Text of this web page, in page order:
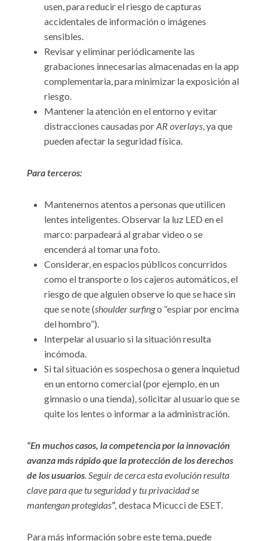
usen, para reducir el riesgo de capturas
accidentales de información o imágenes
sensibles.
Revisar y eliminar periódicamente las
grabaciones innecesarias almacenadas en la app
complementaria, para minimizar la exposición al
riesgo.
Mantener la atención en el entorno y evitar
distracciones causadas porAR overlays, ya que
pueden afectar la seguridad física.
Para terceros:
Mantenernos atentos a personas que utilicen
lentes inteligentes. Observar la luz LED en el
marco: parpadeará al grabar video o se
encenderá al tomar una foto.
Considerar, en espacios públicos concurridos
como el transporte o los cajeros automáticos, el
riesgo de que alguien observe lo que se hace sin
que se note (shoulder surfingo “espiar por encima
del hombro”).
Interpelar al usuario si la situación resulta
incómoda.
Si tal situación es sospechosa o genera inquietud
en un entorno comercial (por ejemplo, en un
gimnasio o una tienda), solicitar al usuario que se
quite los lentes o informar a la administración.
“En muchos casos, la competencia por la innovación
avanza más rápido que la protección de los derechos
de los usuarios. Seguir de cerca esta evolución resulta
clave para que tu seguridad y tu privacidad se
mantengan protegidas”, destaca Micucci de ESET.
Para más información sobre este tema, puede